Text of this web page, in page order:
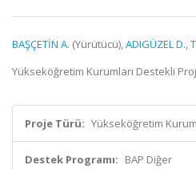
BAŞÇETİN A. (Yürütücü),ADIGÜZEL D.,
Yükseköğretim Kurumları Destekli
Proje Türü: Yükseköğretim
Destek Programı: BAP Diğer